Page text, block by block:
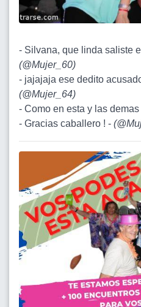
- Silvana, que linda saliste
(@Mujer_60)
- jajajaja ese dedito
(@Mujer_64)
- Como en esta y las demas
- Gracias caballero ! - (